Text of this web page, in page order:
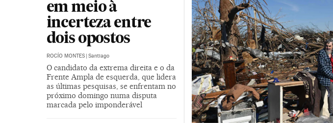
em meio à
incerteza entre
dois opostos
ROCÍO MONTES | Santiago
O candidato da extrema direita e o da
Frente Ampla de esquerda, que lidera
as últimas pesquisas, se enfrentam no
próximo domingo numa disputa
marcada pelo imponderável